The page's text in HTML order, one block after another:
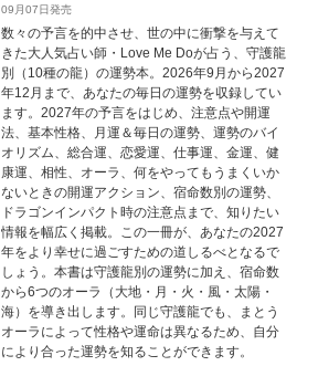
09月07日発売
数々の予言を的中させ、世の中に衝撃を与えて
きた大人気占い師・Love Me Doが占う、守護龍
別（10種の龍）の運勢本。2026年9月から2027
年12月まで、あなたの毎日の運勢を収録してい
ます。2027年の予言をはじめ、注意点や開運
法、基本性格、月運＆毎日の運勢、運勢のバイ
オリズム、総合運、恋愛運、仕事運、金運、健
康運、相性、オーラ、何をやってもうまくいか
ないときの開運アクション、宿命数別の運勢、
ドラゴンインパクト時の注意点まで、知りたい
情報を幅広く掲載。この一冊が、あなたの2027
年をより幸せに過ごすための道しるべとなるで
しょう。本書は守護龍別の運勢に加え、宿命数
から6つのオーラ（大地・月・火・風・太陽・
海）を導き出します。同じ守護龍でも、まとう
オーラによって性格や運命は異なるため、自分
により合った運勢を知ることができます。